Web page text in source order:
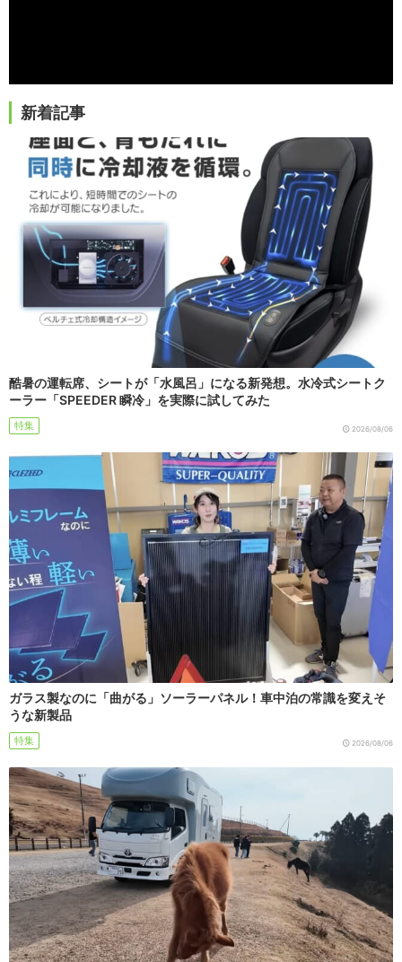
新着記事
酷暑の運転席、シートが「水風呂」になる新発想。水冷式シートク
ーラー「SPEEDER 瞬冷」を実際に試してみた
特集 2026/08/06
ガラス製なのに「曲がる」ソーラーパネル！車中泊の常識を変えそ
うな新製品
特集 2026/08/06